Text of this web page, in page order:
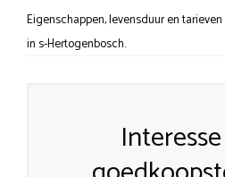
Eigenschappen, levensduur en
in s-Hertogenbosch.